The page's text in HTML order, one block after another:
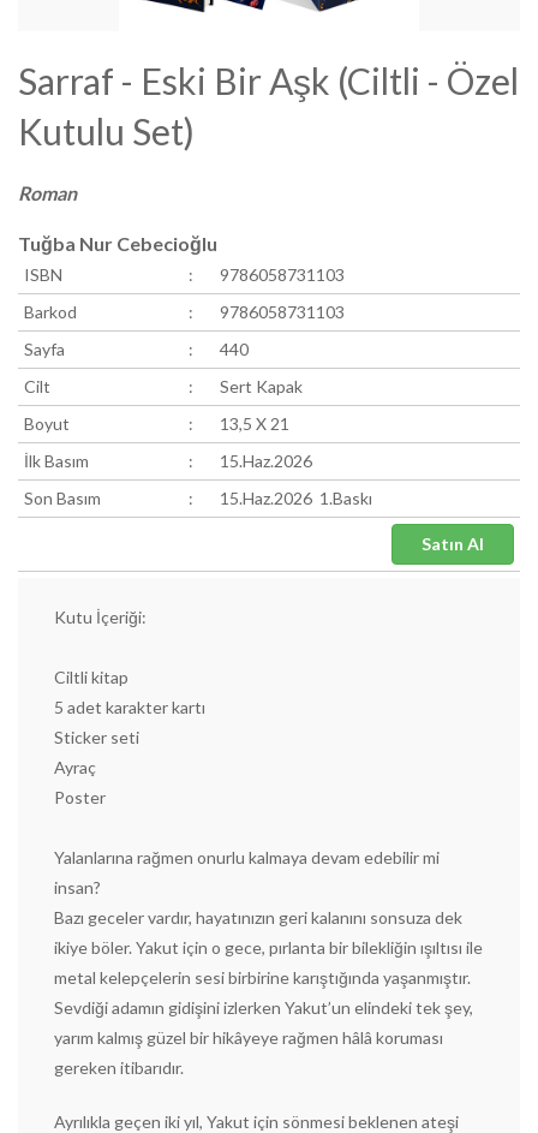
Sarraf - Eski Bir Aşk (Ciltli - Özel
Kutulu Set)
Roman
Tuğba Nur Cebecioğlu
ISBN :
9786058731103
Barkod
:
9786058731103
Sayfa
:
440
Cilt
:
Sert Kapak
Boyut
:
13,5 X 21
İlk Basım
:
15.Haz.2026
Son Basım
: 15.Haz.2026 1.Baskı
Kutu İçeriği:
Ciltli kitap
5 adet karakter kartı
Sticker seti
Ayraç
Poster
Yalanlarına rağmen onurlu kalmaya devam edebilir mi
insan?
Bazı geceler vardır, hayatınızın geri kalanını sonsuza dek
ikiye böler. Yakut için o gece, pırlanta bir bilekliğin ışıltısı ile
metal kelepçelerin sesi birbirine karıştığında yaşanmıştır.
Sevdiği adamın gidişini izlerken Yakut’un elindeki tek şey,
yarım kalmış güzel bir hikâyeye rağmen hâlâ koruması
gereken itibarıdır.
Ayrılıkla geçen iki yıl, Yakut için sönmesi beklenen ateşi